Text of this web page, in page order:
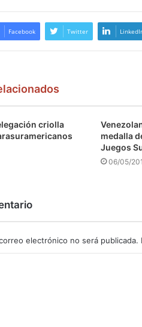
Facebook Twitter
criolla
medalla
Juegos
06/05/
electrónico no será publicada.